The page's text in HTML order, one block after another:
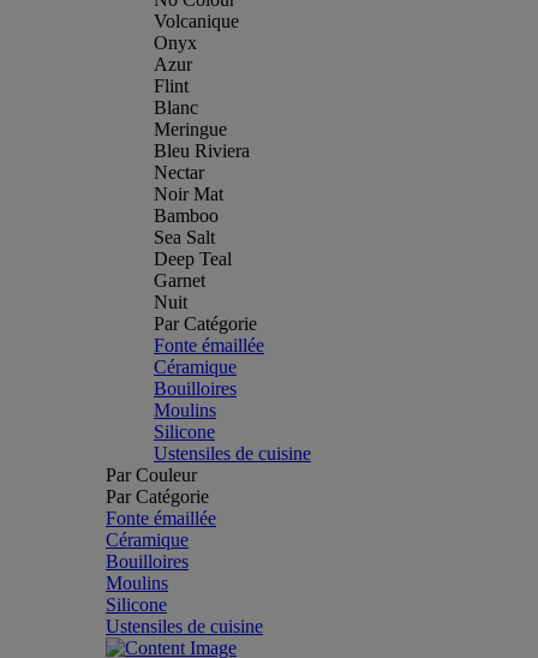
Volcanique
Onyx
Azur
Flint
Blanc
Meringue
Bleu Riviera
Nectar
Noir Mat
Bamboo
Sea Salt
Deep Teal
Garnet
Nuit
Par Catégorie
Fonte émaillée
Céramique
Bouilloires
Moulins
Silicone
Ustensiles de cuisine
Par Couleur
Par Catégorie
Fonte émaillée
Céramique
Bouilloires
Moulins
Silicone
Ustensiles de cuisine